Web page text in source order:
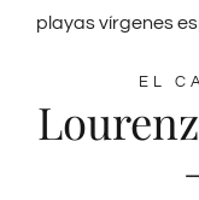
playas vírgenes
EL